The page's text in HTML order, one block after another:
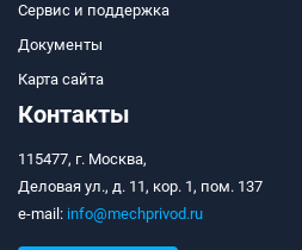
Сервис и поддержка
Документы
Карта сайта
Контакты
115477, г. Москва,
Деловая ул., д. 11, кор. 1, пом. 137
e-mail: info@mechprivod.ru